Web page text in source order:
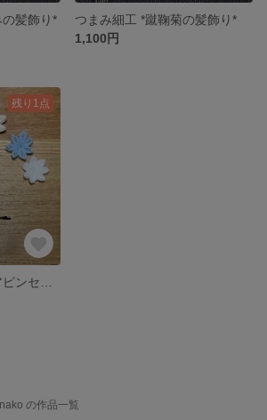
髪飾り*
つまみ細工 *蹴鞠菊の髪飾り*
1,100円
残り1点
の作品一覧